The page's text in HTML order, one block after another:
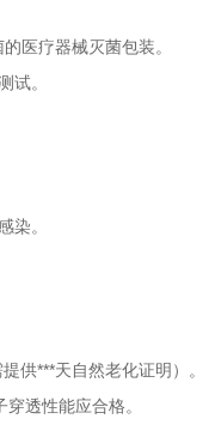
医疗器械灭菌包装。
试。
染。
供***天自然老化证明）。
透性能应合格。